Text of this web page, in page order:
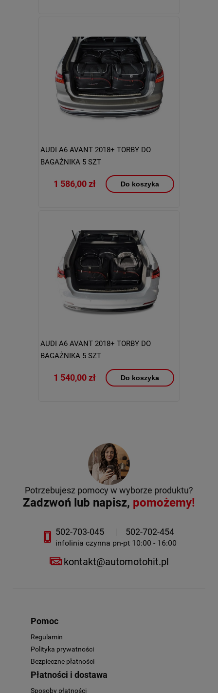
AUDI A6 AVANT 2018+ TORBY DO
BAGAŻNIKA 5 SZT
1 586,00 zł Do koszyka
AUDI A6 AVANT 2018+ TORBY DO
BAGAŻNIKA 5 SZT
1 540,00 zł Do koszyka
Potrzebujesz pomocy w wyborze produktu?
Zadzwoń lub napisz, pomożemy!
502-703-045 502-702-454
infolinia czynna pn-pt 10:00 - 16:00
kontakt@automotohit.pl
Pomoc
Regulamin
Polityka prywatności
Bezpieczne płatności
Płatności i dostawa
Sposoby płatności